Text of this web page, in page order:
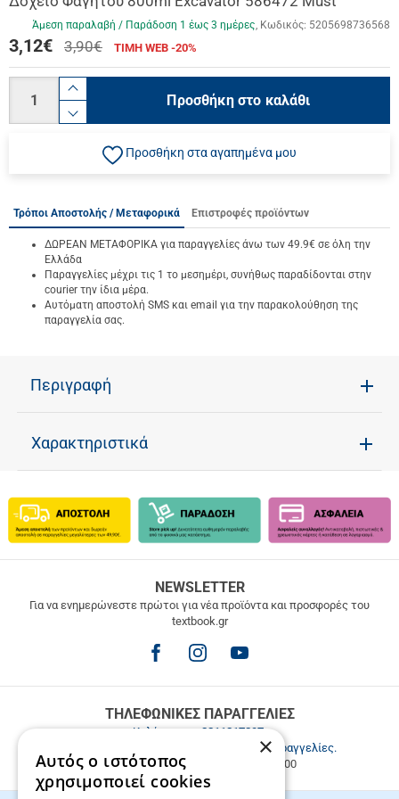
Άμεση παραλαβή / Παράδoση 1 έως 3 ημέρες Κωδικός: 5205698736568
3,12€ 3,90€ ΤΙΜΗ WEB -20%
product.increase.quantity
product.decrease.quantity
Προσθήκη στο καλάθι
Προσθήκη στα αγαπημένα μου
Τρόποι Αποστολής / Μεταφορικά Επιστροφές προϊόντων
ΔΩΡΕΑΝ ΜΕΤΑΦΟΡΙΚΑ για παραγγελίες άνω των 49.9€ σε όλη την
Ελλάδα
Παραγγελίες μέχρι τις 1 το μεσημέρι, συνήθως παραδίδονται στην
courier την ίδια μέρα.
Αυτόματη αποστολή SMS και email για την παρακολούθηση της
παραγγελία σας.
Περιγραφή
Χαρακτηριστικά
ΜΕΤΑΦΟΡΙΚΑ
άνω
NEWSLETTER
Για να ενημερώνεστε πρώτοι για νέα προϊόντα και προσφορές του
textbook.gr
ΤΗΛΕΦΩΝΙΚΕΣ ΠΑΡΑΓΓΕΛΙΕΣ
Καλέστε μας2811217297.
Εξυπηρέτηση πελατών & τηλεφωνικές παραγγελίες.
Δευ. - Παρ. 9:00-17:00, Σάβ. 9:00-15:00
×
Αυτός ο ιστότοπος
χρησιμοποιεί cookies